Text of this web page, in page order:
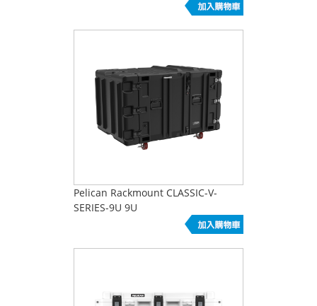
Pelican Rackmount CLASSIC-V-
SERIES-9U 9U